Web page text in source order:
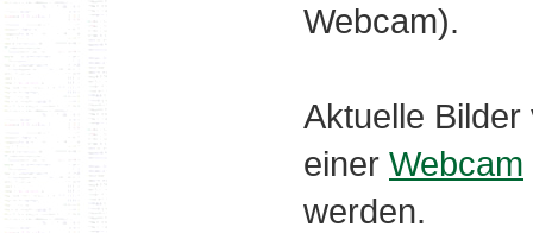
Webcam).
Aktuelle
einer Webcam
werden.